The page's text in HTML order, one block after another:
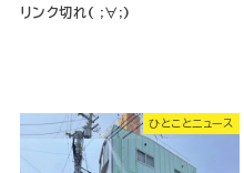
リンク切れ( ;∀;)
ひとことニュース